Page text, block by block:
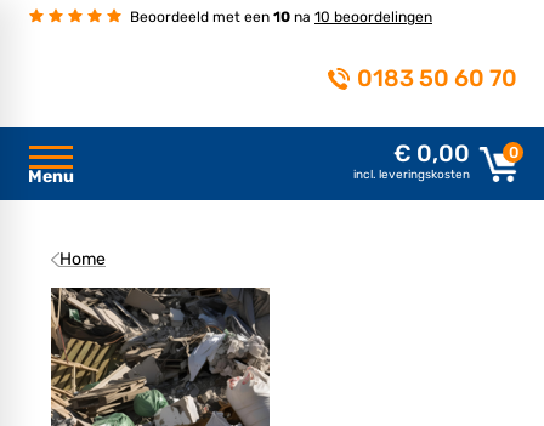
Beoordeeld met een 10 na 10 beoordelingen
0183 50 60 70
Menu
€ 0,00
incl. leveringskosten
0
Home